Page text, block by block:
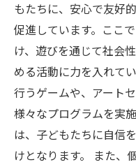
もたちに、安心で友好
促進しています。ここ
け、遊びを通じて社会
める活動に力を入れて
行うゲームや、アート
様々なプログラムを実
は、子どもたちに自信
けとなります。 また、